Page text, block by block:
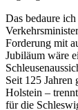
Das bedaure
Forderung mit
Jubiläum wäre
Seit 125
Holstein –
für die